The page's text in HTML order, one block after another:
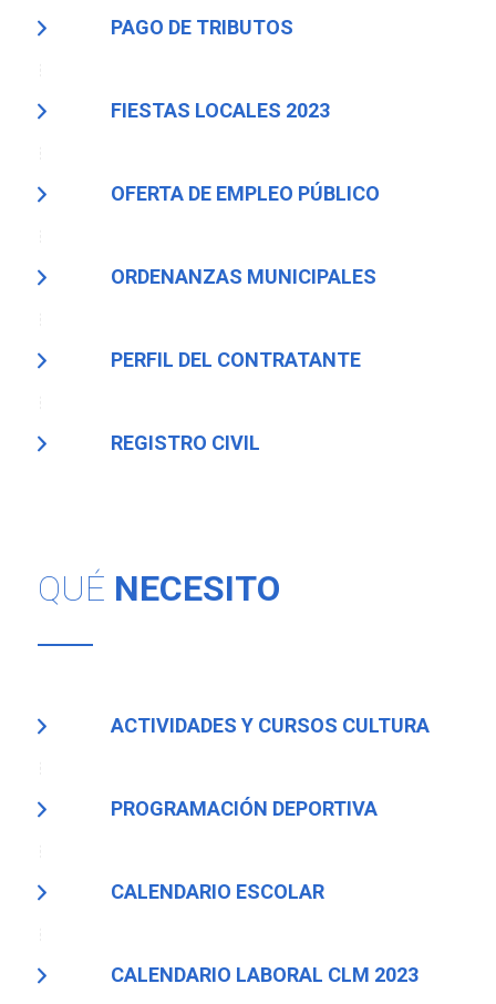
PAGO DE TRIBUTOS
FIESTAS LOCALES 2023
OFERTA DE EMPLEO PÚBLICO
ORDENANZAS MUNICIPALES
PERFIL DEL CONTRATANTE
REGISTRO CIVIL
QUÉ NECESITO
ACTIVIDADES Y CURSOS CULTURA
PROGRAMACIÓN DEPORTIVA
CALENDARIO ESCOLAR
CALENDARIO LABORAL CLM 2023